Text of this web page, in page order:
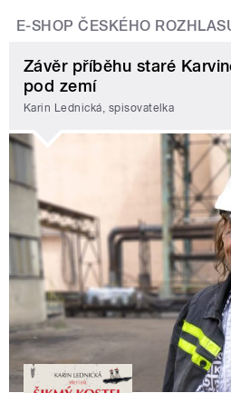
E-SHOP ČESKÉHO
Závěr příběhu staré
pod zemí
Karin Lednická, spisovatelka